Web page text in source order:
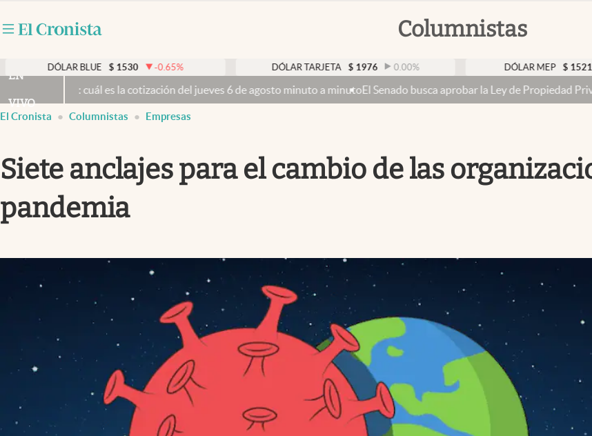
Columnistas
Otras secciones
Infotechnology
Clima
Mundial 2026
Eventos Corporativos
abre en nueva pestaña
DÓLAR BLUE $ 1530 -0.65% DÓLAR TARJETA $ 1976 0.00% DÓLAR MEP $ 1521,52
EN
VIVO
cuál es la cotización del jueves 6 de agosto minuto a minutoEl Senado busca aprobar la Ley de Propiedad Privada, sin el
El Cronista Columnistas Empresas
Siete anclajes para el cambio de las
pandemia